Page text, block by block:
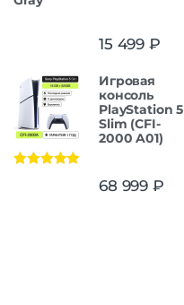
15 499 ₽
Игровая
консоль
PlayStation 5
Slim (CFI-
2000 A01)
68 999 ₽